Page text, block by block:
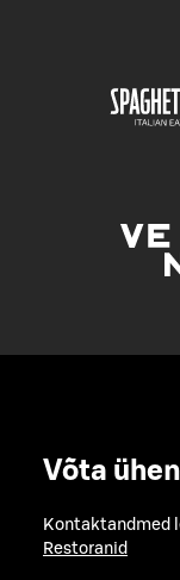
Võta
Kontaktandmed
Restoranid